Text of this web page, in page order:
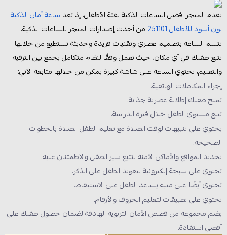
يقدم المتجر افضل الساعات الذكية لفئة الأطفال، إذ تعدساعة أمان الذكية
لون أسود للأطفال 251101
من أحدث إصدارات المتجر للساعات الذكية،
تتسم الساعة بتصميم عصري وتقنيات فريدة وحديثة تستطيع من خلالها
تتبع طفلك في أي مكان، حيث تعمل وفقًا لنظام متكامل يجمع بين الترفيه
والتعليم، تحتوي الساعة على شاشة كبيرة يمكن من خلالها متابعة الآتي:
إجراء المكاملات الهاتفية.
تمنح طفلك إطلالة عصرية جذابة.
تتبع مستوى الطفل خلال فترة الدراسة.
يحتوي على تنبيهات لوقت الصلاة مع تعليم الطفل الصلاة بالخطوات
الصحيحة.
تحديد المواقع والأماكن الآمنة لتتبع سير الطفل والاطمئنان عليه.
تحتوي على سبحة إلكترونية لتعويد الطفل على الذكر.
تحتوي أيضًا على منبه يساعد الطفل على الاستيقاظ.
تحتوي على تطبيقات لتعليم الحروف والأرقام.
يضم مجموعة من قصص الأمان التربوية الهادفة لضمان حصول طفلك على
أقصى استفادة.